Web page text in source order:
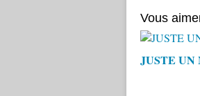
Vous
JUSTE UN